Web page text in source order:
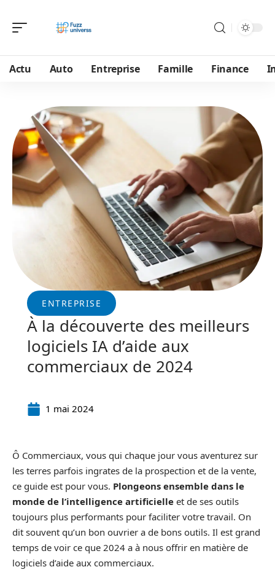
Actu Auto Entreprise Famille Finance
ENTREPRISE
À la découverte des meilleurs
logiciels IA d’aide aux
commerciaux de 2024
1 mai 2024
Ô Commerciaux, vous qui chaque jour vous aventurez sur
les terres parfois ingrates de la prospection et de la vente,
ce guide est pour vous. Plongeons ensemble dans le
monde de l’intelligence artificielle et de ses outils
toujours plus performants pour faciliter votre travail. On
dit souvent qu’un bon ouvrier a de bons outils. Il est grand
temps de voir ce que 2024 a à nous offrir en matière de
logiciels d’aide aux commerciaux.